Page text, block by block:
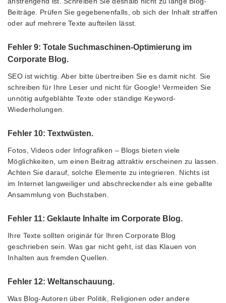
Beiträge. Prüfen Sie gegebenenfalls, ob sich der Inhalt straffen
oder auf mehrere Texte aufteilen lässt.
Fehler 9: Totale Suchmaschinen-Optimierung im
Corporate Blog.
SEO ist wichtig. Aber bitte übertreiben Sie es damit nicht. Sie
schreiben für Ihre Leser und nicht für Google! Vermeiden Sie
unnötig aufgeblähte Texte oder ständige Keyword-
Wiederholungen.
Fehler 10: Textwüsten.
Fotos, Videos oder Infografiken – Blogs bieten viele
Möglichkeiten, um einen Beitrag attraktiv erscheinen zu lassen.
Achten Sie darauf, solche Elemente zu integrieren. Nichts ist
im Internet langweiliger und abschreckender als eine geballte
Ansammlung von Buchstaben.
Fehler 11: Geklaute Inhalte im Corporate Blog.
Ihre Texte sollten originär für Ihren Corporate Blog
geschrieben sein. Was gar nicht geht, ist das Klauen von
Inhalten aus fremden Quellen.
Fehler 12: Weltanschauung.
Was Blog-Autoren über Politik, Religionen oder andere